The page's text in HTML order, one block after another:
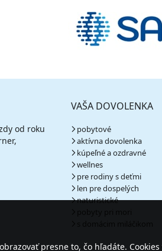
od roku
VAŠA DOVOLENKA
pobytové
aktívna dovolenka
kúpeľné a ozdravné
wellnes
pre rodiny s deťmi
len pre dospelých
naturistické
presne to, čo hľadáte.